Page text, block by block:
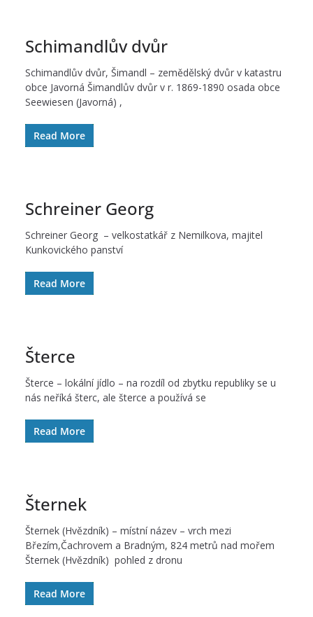
Schimandlův dvůr
Schimandlův dvůr, Šimandl – zemědělský dvůr v katastru
obce Javorná Šimandlův dvůr v r. 1869-1890 osada obce
Seewiesen (Javorná) ,
Read More
Schreiner Georg
Schreiner Georg – velkostatkář z Nemilkova, majitel
Kunkovického panství
Read More
Šterce
Šterce – lokální jídlo – na rozdíl od zbytku republiky se u
nás neříká šterc, ale šterce a používá se
Read More
Šternek
Šternek (Hvězdník) – místní název – vrch mezi
Březím,Čachrovem a Bradným, 824 metrů nad mořem
Šternek (Hvězdník) pohled z dronu
Read More